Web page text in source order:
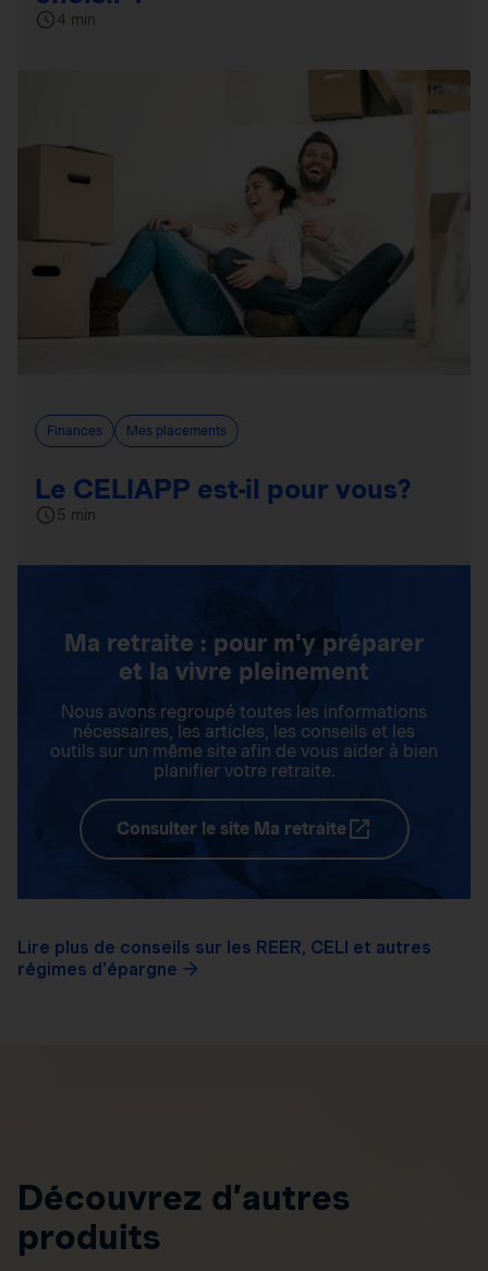
4 min
Finances Mes placements
Le CELIAPP est-il pour vous?
5 min
Ma retraite : pour m'y préparer
et la vivre pleinement
Nous avons regroupé toutes les informations
nécessaires, les articles, les conseils et les
outils sur un même site afin de vous aider à bien
planifier votre retraite.
Consulter le site Ma retraite
Lire plus de conseils sur les REER, CELI et autres
régimes d'épargne
Découvrez d’autres
produits